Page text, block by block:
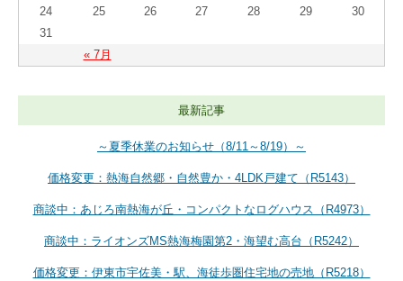
« 7月
24
25 26 27 28 29
30
31
最新記事
～夏季休業のお知らせ（8/11～8/19）～
価格変更：熱海自然郷・自然豊か・4LDK戸建て（R5143）
商談中：あじろ南熱海が丘・コンパクトなログハウス（R4973）
商談中：ライオンズMS熱海梅園第2・海望む高台（R5242）
価格変更：伊東市宇佐美・駅、海徒歩圏住宅地の売地（R5218）